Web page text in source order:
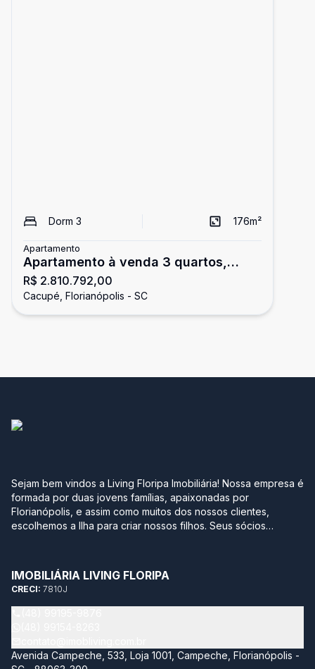
Dorm 3 176m²
Apartamento
Apartamento à venda 3 quartos,
Miragio Cacupé em Cacupé,
Florianópolis, SC
R$ 2.810.792,00
Cacupé, Florianópolis - SC
Sejam bem vindos a Living Floripa Imobiliária! Nossa empresa é
formada por duas jovens famílias, apaixonadas por
Florianópolis, e assim como muitos dos nossos clientes,
escolhemos a Ilha para criar nossos filhos. Seus sócios
grandes construtoras, imobiliárias e multinacionais, optaram
por empreender com leveza, agilidade, transparência e
segurança neste momento tão importante na vida de qualquer
pessoa. Sabemos quantos detalhes e incertezas envolvem
do seu imóvel. Nossa missão é estar sempre atualizado neste
mundo tão dinâmico, proporcionando aos nossos clientes de
IMOBILIÁRIA LIVING FLORIPA
CRECI: 7810J
Avenida Campeche, 533, Loja 1001, Campeche, Florianópolis -